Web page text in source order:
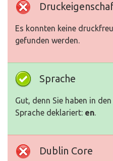
Es konnten keine
gefunden werden.
Sprache
Gut, denn Sie haben in
Sprache deklariert: en.
Dublin Core